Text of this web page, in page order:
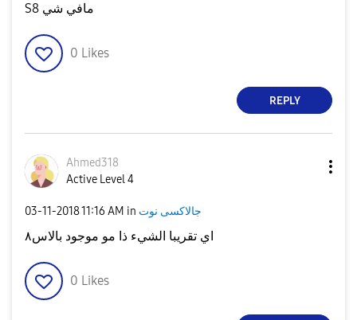
S8 مافي شي
0 Likes
REPLY
Ahmed318
Active Level 4
‎03-11-201811:16 AM in جالاكسى نوت
اي تقريبا الشيء ذا مو موجود بالاس٨
0 Likes